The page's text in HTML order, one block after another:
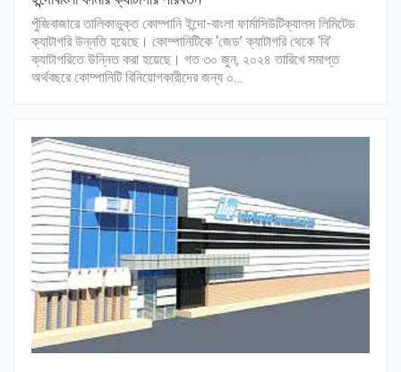
পুঁজিবাজারে তালিকাভুক্ত কোম্পানি ইন্দো-বাংলা ফার্মাসিউটিক্যালস লিমিটেড
ক্যাটাগরি উন্নতি হয়েছে। কোম্পানিটিকে ‘জেড’ ক্যাটাগরি থেকে ‘বি’
ক্যাটাগরিতে উন্নিত করা হয়েছে। গত ৩০ জুন, ২০২৪ তারিখে সমাপ্ত
অর্থবছরে কোম্পানিটি বিনিয়োগকারীদের জন্য ০…